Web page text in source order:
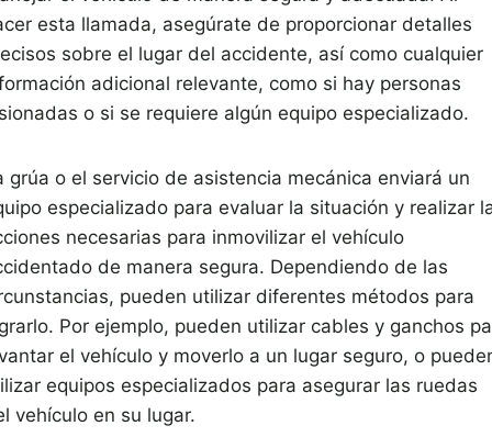
esta llamada, asegúrate de proporcionar detalles
sobre el lugar del accidente, así como cualquier
adicional relevante, como si hay personas
o si se requiere algún equipo especializado.
grúa o el servicio de asistencia mecánica enviará un
especializado para evaluar la situación y realizar
necesarias para inmovilizar el vehículo
de manera segura. Dependiendo de las
pueden utilizar diferentes métodos para
Por ejemplo, pueden utilizar cables y ganchos
el vehículo y moverlo a un lugar seguro, o
equipos especializados para asegurar las ruedas
vehículo en su lugar.